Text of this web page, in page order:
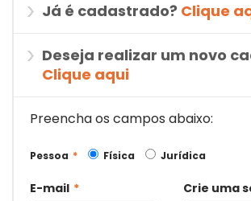
Já é cadastrado? Clique
Deseja realizar um novo
Clique aqui
Preencha os campos abaixo:
Pessoa * Física Jurídica
E-mail * Crie uma